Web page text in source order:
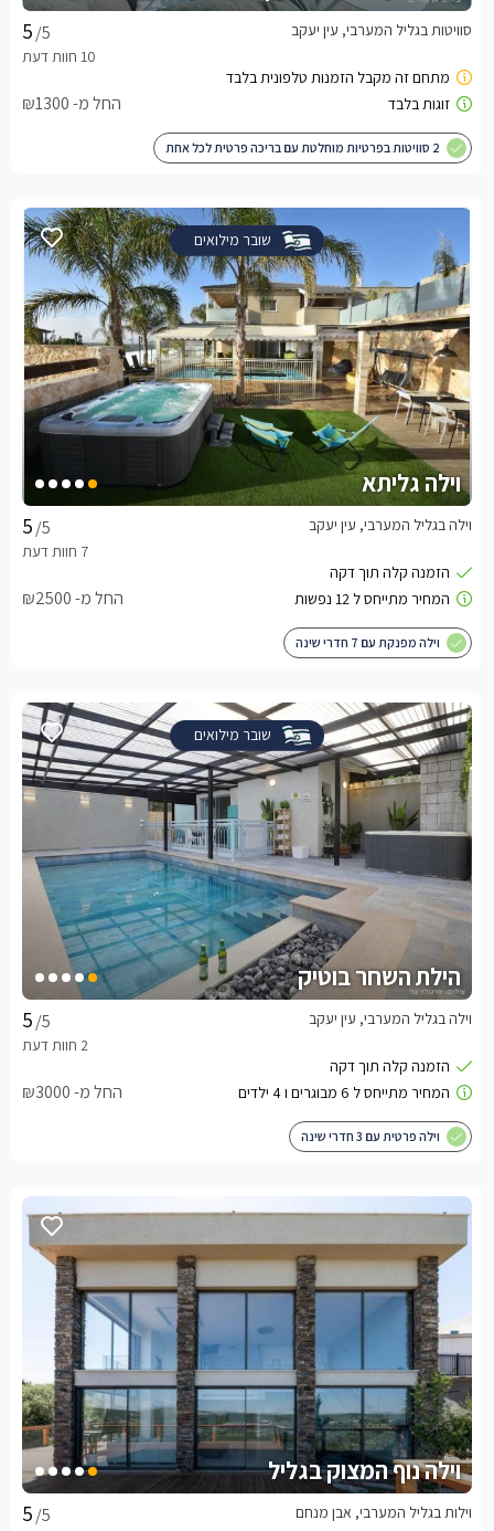
/5 סוויטות בגליל המערבי, עין יעקב
החל מ- ₪1300
2 סוויטות בפרטיות מוחלטת עם בריכה פרטית לכל אחת
שובר מילואים
וילה גליתא
/5 וילה בגליל המערבי, עין יעקב
החל מ- ₪2500
וילה מפנקת עם 7 חדרי שינה
שובר מילואים
הילת השחר בוטיק
/5 וילה בגליל המערבי, עין יעקב
החל מ- ₪3000
וילה פרטית עם 3 חדרי שינה
וילה נוף המצוק בגליל
/5 וילות בגליל המערבי, אבן מנחם